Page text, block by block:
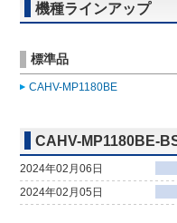
機種ラインアップ
標準品
CAHV-MP1180BE
CAHV-MP1180BE-
2024年02月06日
2024年02月05日